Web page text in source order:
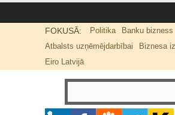
FOKUSĀ: Politika
Banku bizness
Atbalsts uzņēmējdarbībai
Biznesa
Eiro Latvijā